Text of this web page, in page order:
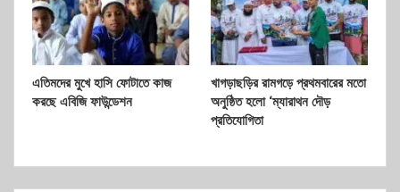
এতিমদের মুখে হাসি ফোটাতে কাজ
করছে এবিজি ফাউন্ডেশন
খাগড়াছড়ির রামগড়ে প্রথমবারের মতো
অনুষ্ঠিত হলো ‘ম্যারাথন দৌড়
প্রতিযোগিতা